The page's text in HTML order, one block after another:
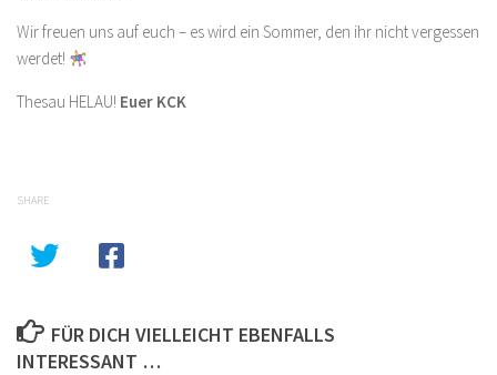
Wir freuen uns auf euch – es wird ein Sommer, den ihr nicht vergessen
werdet!
Thesau HELAU! Euer KCK
SHARE
FÜR DICH VIELLEICHT EBENFALLS
INTERESSANT …